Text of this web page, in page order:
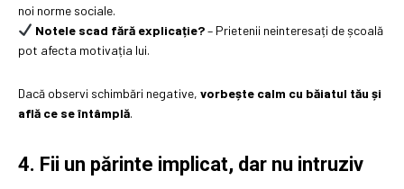
noi norme sociale.
Notele scad fără explicație?– Prietenii neinteresați de școală
pot afecta motivația lui.
Dacă observi schimbări negative, vorbește calm cu băiatul tău și
află ce se întâmplă.
4. Fii un părinte implicat, dar nu intruziv